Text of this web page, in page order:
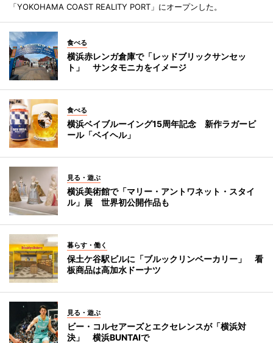
「YOKOHAMA COAST REALITY PORT」にオープンした。
食べる
横浜赤レンガ倉庫で「レッドブリックサンセッ
ト」 サンタモニカをイメージ
食べる
横浜ベイブルーイング15周年記念 新作ラガービ
ール「ベイヘル」
見る・遊ぶ
横浜美術館で「マリー・アントワネット・スタイ
ル」展 世界初公開作品も
暮らす・働く
保土ケ谷駅ビルに「ブルックリンベーカリー」 看
板商品は高加水ドーナツ
見る・遊ぶ
ビー・コルセアーズとエクセレンスが「横浜対
決」 横浜BUNTAIで